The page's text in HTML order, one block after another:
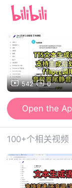
542 0
Open the
100+个相关视频